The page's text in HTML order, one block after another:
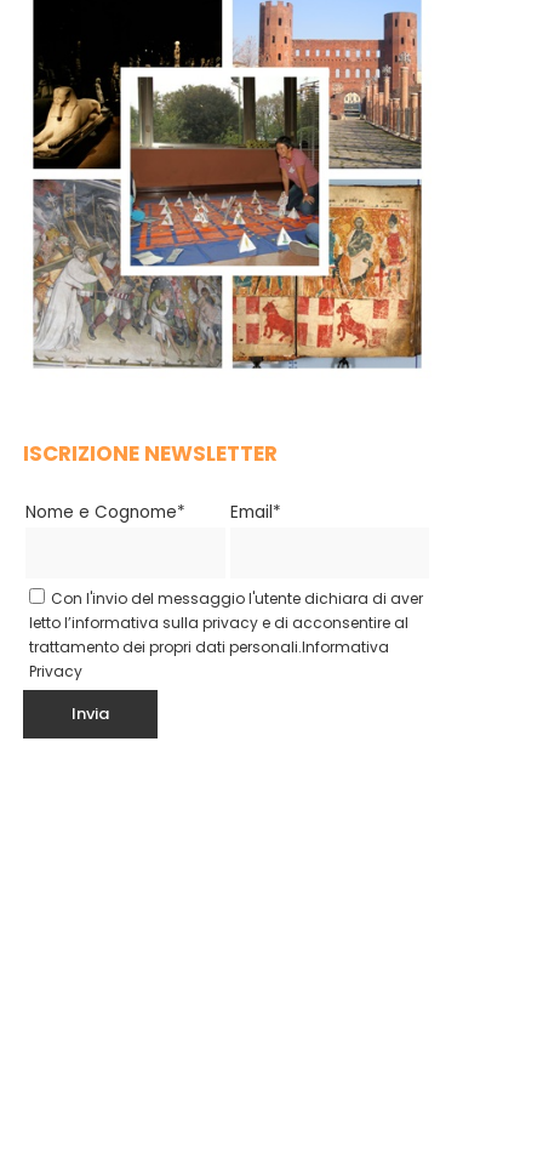
ISCRIZIONE NEWSLETTER
Nome e Cognome* Email*
Con l'invio del messaggio l'utente dichiara di aver
letto l’informativa sulla privacy e di acconsentire al
trattamento dei propri dati personali.Informativa
Privacy